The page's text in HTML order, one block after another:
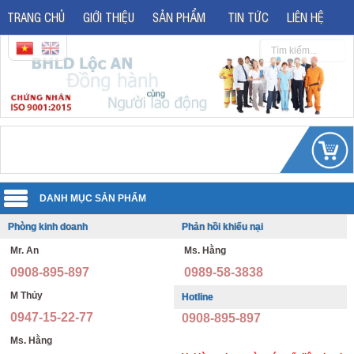
TRANG CHỦ GIỚI THIỆU SẢN PHẨM TIN TỨC LIÊN HỆ
Quần áo đồng phục
Đồng phục văn phòng
Đồng phục bảo vệ thông tư 08
Giày bảo hộ lao động
Giày bảo hộ nhập khẩu
Phòng kinh doanh
Mr. An
0908-895-897
M Thủy
0947-15-22-77
Ms. Hằng
Phản hồi khiếu nại
Ms. Hằng
0989-58-3838
Hotline
0908-895-897